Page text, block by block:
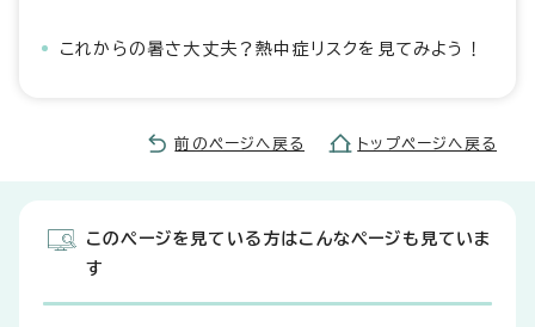
これからの暑さ大丈夫？熱中症リスクを見てみよう！
前のページへ戻る トップページへ戻る
このページを見ている方はこんなページも見ていま
す